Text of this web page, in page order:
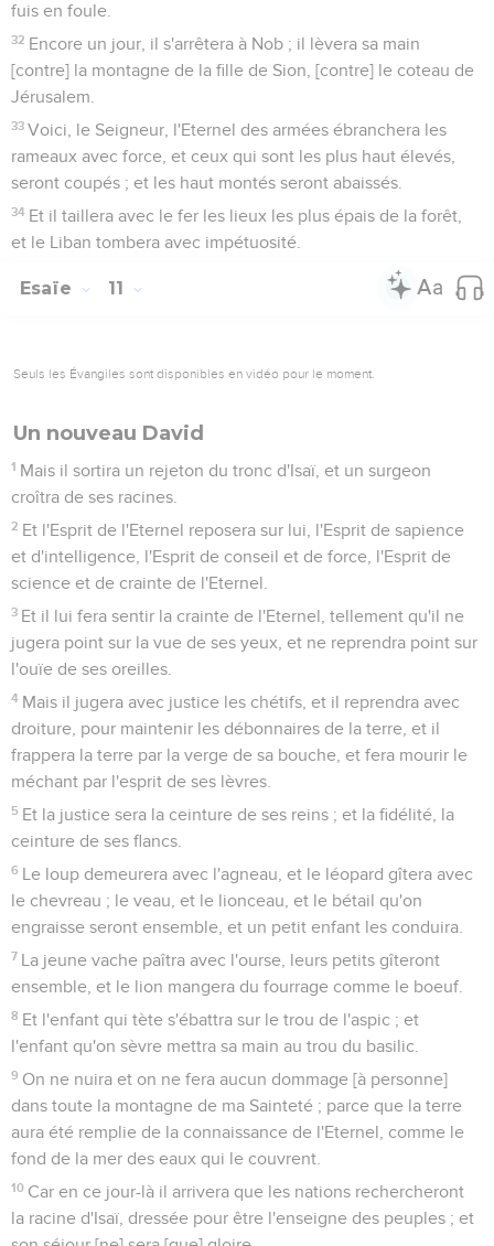
fuis en foule.
32 Encore un jour, il s'arrêtera à Nob ; il lèvera sa main
[contre] la montagne de la fille de Sion, [contre] le coteau de
Jérusalem.
33 Voici, le Seigneur, l'Eternel des armées ébranchera les
rameaux avec force, et ceux qui sont les plus haut élevés,
seront coupés ; et les haut montés seront abaissés.
34 Et il taillera avec le fer les lieux les plus épais de la forêt,
et le Liban tombera avec impétuosité.
Esaïe 11
Seuls les Évangiles sont disponibles en vidéo pour le moment.
Un nouveau David
1 Mais il sortira un rejeton du tronc d'Isaï, et un surgeon
croîtra de ses racines.
2 Et l'Esprit de l'Eternel reposera sur lui, l'Esprit de sapience
et d'intelligence, l'Esprit de conseil et de force, l'Esprit de
science et de crainte de l'Eternel.
3 Et il lui fera sentir la crainte de l'Eternel, tellement qu'il ne
jugera point sur la vue de ses yeux, et ne reprendra point sur
l'ouïe de ses oreilles.
4 Mais il jugera avec justice les chétifs, et il reprendra avec
droiture, pour maintenir les débonnaires de la terre, et il
frappera la terre par la verge de sa bouche, et fera mourir le
méchant par l'esprit de ses lèvres.
5 Et la justice sera la ceinture de ses reins ; et la fidélité, la
ceinture de ses flancs.
6 Le loup demeurera avec l'agneau, et le léopard gîtera avec
le chevreau ; le veau, et le lionceau, et le bétail qu'on
engraisse seront ensemble, et un petit enfant les conduira.
7 La jeune vache paîtra avec l'ourse, leurs petits gîteront
ensemble, et le lion mangera du fourrage comme le boeuf.
8 Et l'enfant qui tète s'ébattra sur le trou de l'aspic ; et
l'enfant qu'on sèvre mettra sa main au trou du basilic.
9 On ne nuira et on ne fera aucun dommage [à personne]
dans toute la montagne de ma Sainteté ; parce que la terre
aura été remplie de la connaissance de l'Eternel, comme le
fond de la mer des eaux qui le couvrent.
10 Car en ce jour-là il arrivera que les nations rechercheront
la racine d'Isaï, dressée pour être l'enseigne des peuples ; et